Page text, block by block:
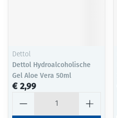
Dettol
Dettol Hydroalcoholische
Gel Aloe Vera 50ml
€ 2,99